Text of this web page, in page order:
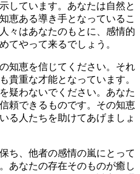
しています。あなたは自然と
恵ある導き手となっているこ
々はあなたのもとに、感情的
てやって来るでしょう。
知恵を信じてください。それ
貴重な才能となっています。
疑わないでください。あなた
頼できるものです。その知恵
る人たちを助けてあげましょ
ち、他者の感情の嵐にとって
あなたの存在そのものが癒し